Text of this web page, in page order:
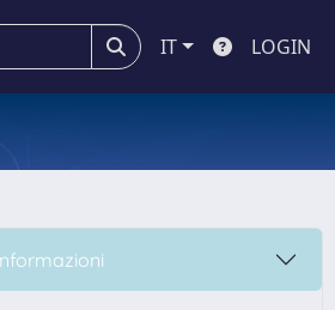
IT LOGIN